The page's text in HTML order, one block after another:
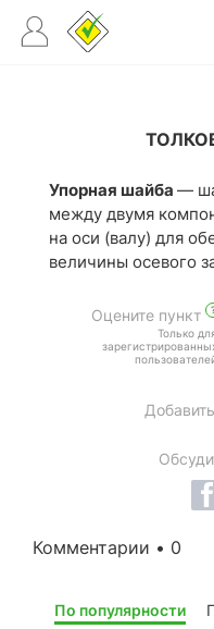
Упорная шайба —
между двумя
на оси (валу) для
величины осевого
Оцените пункт
Только
Комментарии • 0
По популярности